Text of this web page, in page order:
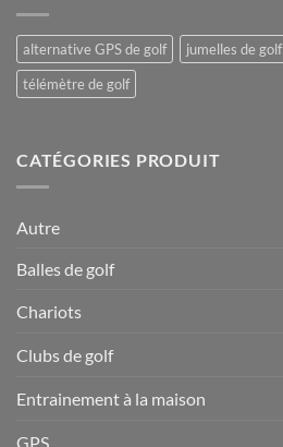
alternative GPS de golf jumelles de golf
télémètre de golf
CATÉGORIES PRODUIT
Autre
Balles de golf
Chariots
Clubs de golf
Entrainement à la maison
GPS